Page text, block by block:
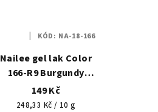
Nailee gel lak Color
166-R9 Burgundy
Dream – Snový luxus
HEMA Free 6g
149 Kč
Měrná
248,33 Kč / 10 g
KÓD: NA-18-166